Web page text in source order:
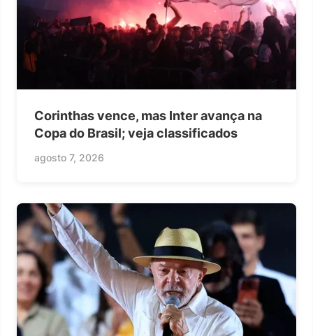
Corinthas vence, mas Inter avança na
Copa do Brasil; veja classificados
agosto 7, 2026